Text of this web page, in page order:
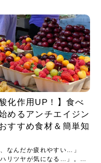
酸化作用UP！】食べ
めるアンチエイジン
すすめ食材＆簡単知
、なんだか疲れやすい…」
ハリツヤが気になる…」。も